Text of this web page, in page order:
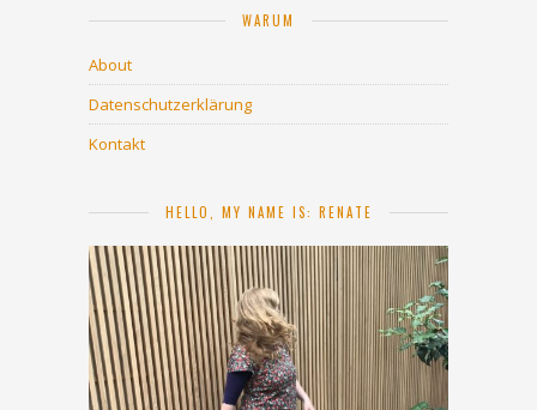
WARUM
About
Datenschutzerklärung
Kontakt
HELLO, MY NAME IS: RENATE